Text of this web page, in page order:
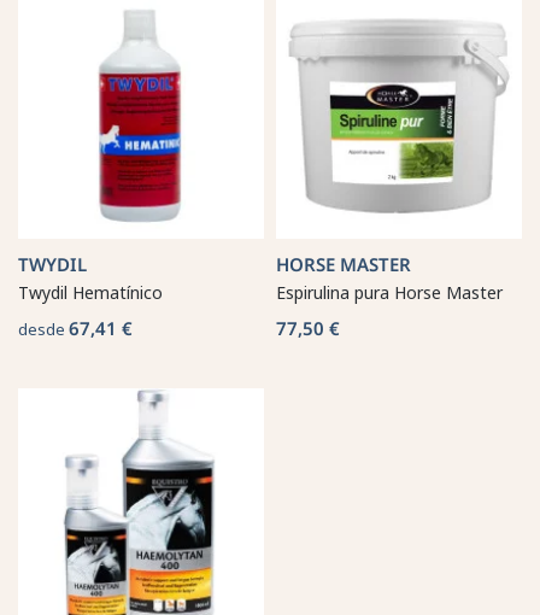
TWYDIL
Twydil Hematínico
desde 67,41 €
HORSE MASTER
Espirulina pura Horse Master
77,50 €